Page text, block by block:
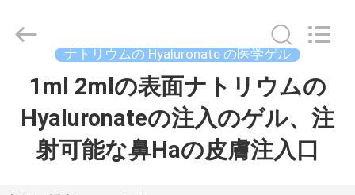
へ
2026
Jinan
Reserved.
ナトリウムの Hyaluronate の医学ゲル
1ml 2mlの表面ナトリウムの
Hyaluronateの注入のゲル、注
射可能な鼻Haの皮膚注入口